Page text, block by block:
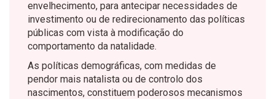
envelhecimento, para antecipar necessidades de
investimento ou de redirecionamento das políticas
públicas com vista à modificação do
comportamento da natalidade.
As políticas demográficas, com medidas de
pendor mais natalista ou de controlo dos
nascimentos, constituem poderosos mecanismos